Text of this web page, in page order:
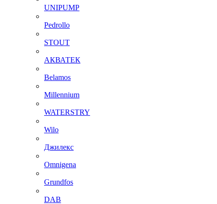
UNIPUMP
Pedrollo
STOUT
АКВАТЕК
Belamos
Millennium
WATERSTRY
Wilo
Джилекс
Omnigena
Grundfos
DAB